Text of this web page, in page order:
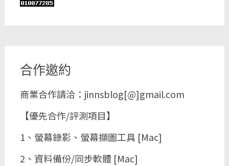
合作邀約
商業合作請洽：jinnsblog[@]gmail.com
【優先合作/評測項目】
1、螢幕錄影、螢幕擷圖工具 [Mac]
2、資料備份/同步軟體 [Mac]